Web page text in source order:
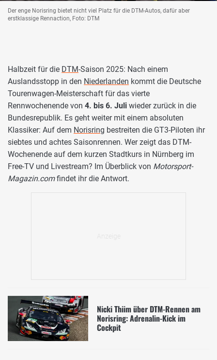
Der enge Norisring bietet nicht viel Platz für die DTM-Autos, dafür aber
erstklassige Rennaction, Foto: DTM
Halbzeit für die DTM-Saison 2025: Nach einem
Auslandsstopp in den Niederlanden kommt die Deutsche
Tourenwagen-Meisterschaft für das vierte
Rennwochenende von 4. bis 6. Juli wieder zurück in die
Bundesrepublik. Es geht weiter mit einem absoluten
Klassiker: Auf dem Norisring bestreiten die GT3-Piloten ihr
siebtes und achtes Saisonrennen. Wer zeigt das DTM-
Wochenende auf dem kurzen Stadtkurs in Nürnberg im
Free-TV und Livestream? Im Überblick von Motorsport-
Magazin.comfindet ihr die Antwort.
Nicki Thiim über DTM-Rennen am
Norisring: Adrenalin-Kick im
Cockpit